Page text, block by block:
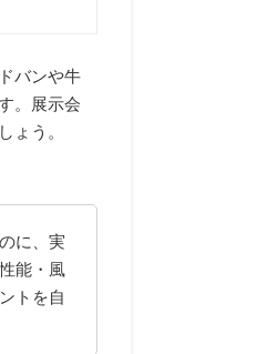
バンや牛
。展示会
ょう。
に、実
能・風
トを自